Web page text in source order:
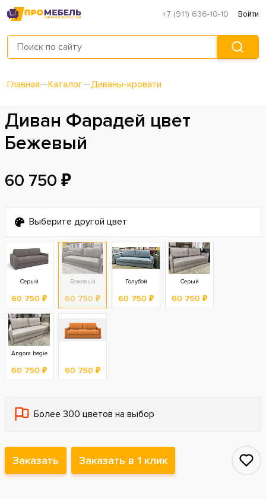
+7 (911) 636-10-10 Войти
Главная—Каталог—Диваны-кровати
Диван Фарадей цвет
Бежевый
60 750 ₽
Выберите другой цвет
Серый
60 750 ₽
Бежевый
60 750 ₽
Голубой
60 750 ₽
Серый
60 750 ₽
Angora begie
60 750 ₽ 60 750 ₽
Более 300 цветов на выбор
Заказать Заказать в 1 клик